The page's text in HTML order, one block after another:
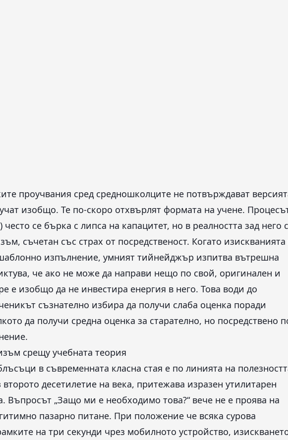
проучвания сред средношколците не потвърждават
изобщо. Те по-скоро отхвърлят формата на учене.
се бърка с липса на капацитет, но в реалността зад него
съчетан със страх от посредственост. Когато изискванията
изпълнение, умният тийнейджър изпитва вътрешна
че ако не може да направи нещо по свой, оригинален и
е изобщо да не инвестира енергия в него. Това води до
съзнателно избира да получи слаба оценка поради
да получи средна оценка за старателно, но посредствено
срещу учебната теория
в съвременната класна стая е по линията на
десетилетие на века, притежава изразен утилитарен
„Защо ми е необходимо това?“ вече не е проява на
пазарно питане. При положение че всяка сурова
на три секунди чрез мобилното устройство,